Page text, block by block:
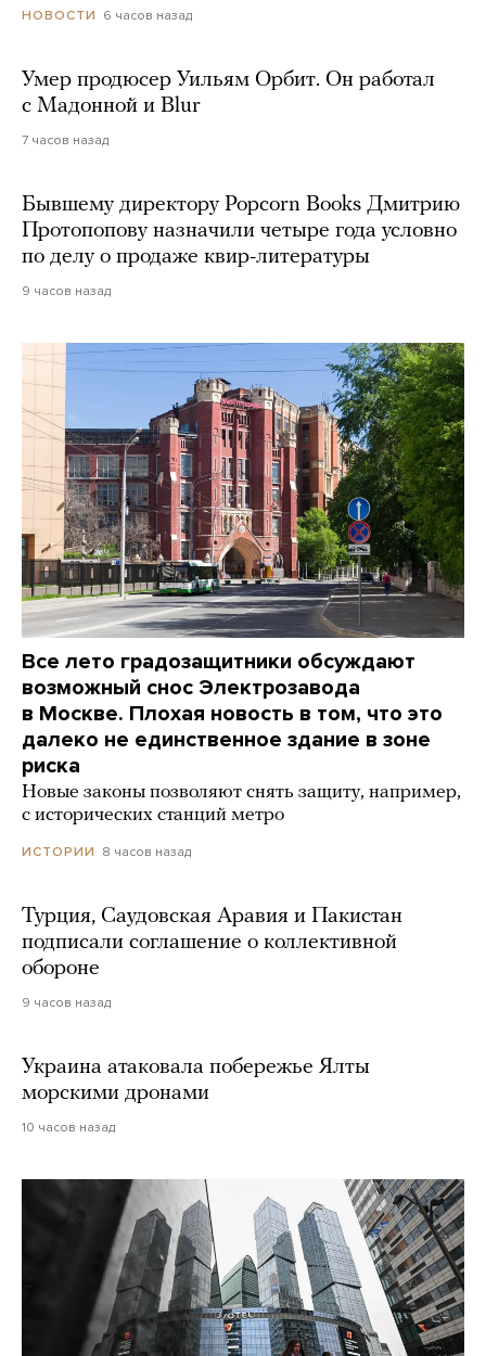
НОВОСТИ 6 часов назад
Умер продюсер Уильям Орбит. Он работал
с Мадонной и Blur
7 часов назад
Бывшему директору Popcorn Books Дмитрию
Протопопову назначили четыре года условно
по делу о продаже квир-литературы
9 часов назад
Все лето градозащитники обсуждают
возможный снос Электрозавода
в Москве. Плохая новость в том, что это
далеко не единственное здание в зоне
риска
Новые законы позволяют снять защиту, например,
с исторических станций метро
ИСТОРИИ 8 часов назад
Турция, Саудовская Аравия и Пакистан
подписали соглашение о коллективной
обороне
9 часов назад
Украина атаковала побережье Ялты
морскими дронами
10 часов назад